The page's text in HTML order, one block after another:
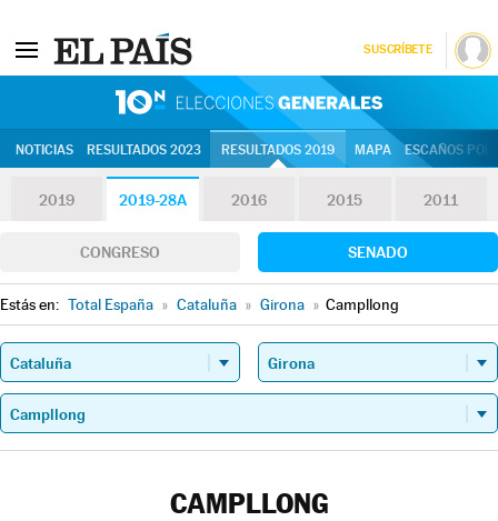
SUSCRÍBETE
NOTICIAS RESULTADOS 2023 RESULTADOS 2019 MAPA ESCAÑOS
2019 2019-28A 2016 2015 2011
CONGRESO SENADO
Estás en: Total España » Cataluña » Girona » Campllong
CAMPLLONG